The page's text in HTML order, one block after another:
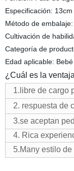
Especificación: 13cm
Método de
Cultivación de
Categoría de
Edad aplicable:
¿Cuál es la
1.libre de cargo
2. respuesta de
3.se aceptan
4. Rica
5.Many estilo